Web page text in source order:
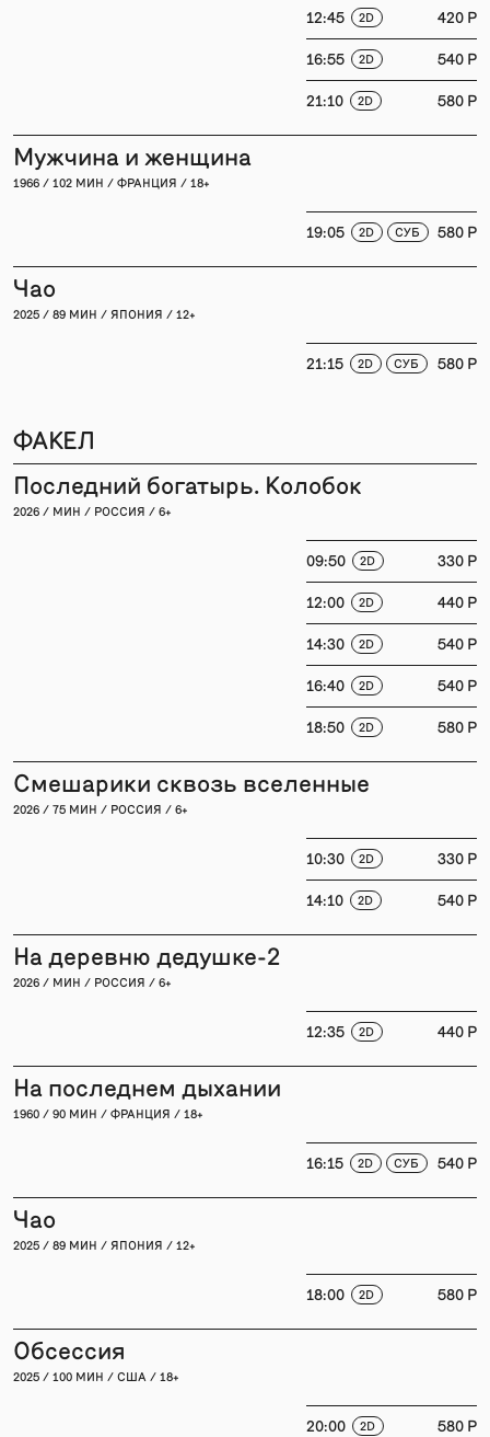
12:45 2D 420 P
16:55 2D 540 P
21:10 2D 580 P
Мужчина и женщина
1966 / 102 МИН / ФРАНЦИЯ / 18+
19:05 2D СУБ 580 P
Чао
2025 / 89 МИН / ЯПОНИЯ / 12+
21:15 2D СУБ 580 P
ФАКЕЛ
Последний богатырь. Колобок
2026 / МИН / РОССИЯ / 6+
09:50 2D 330 P
12:00 2D 440 P
14:30 2D 540 P
16:40 2D 540 P
18:50 2D 580 P
Смешарики сквозь вселенные
2026 / 75 МИН / РОССИЯ / 6+
10:30 2D 330 P
14:10 2D 540 P
На деревню дедушке-2
2026 / МИН / РОССИЯ / 6+
12:35 2D 440 P
На последнем дыхании
1960 / 90 МИН / ФРАНЦИЯ / 18+
16:15 2D СУБ 540 P
Чао
2025 / 89 МИН / ЯПОНИЯ / 12+
18:00 2D 580 P
Обсессия
2025 / 100 МИН / США / 18+
20:00 2D 580 P